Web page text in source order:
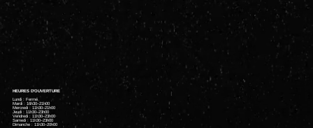
HEURES D'OUVERTURE
Lundi : Fermé
Mardi : 16h30–21h00
Mercredi : 11h30–21h00
Jeudi : 11h30–23h00
Vendredi : 11h30–23h00
Samedi : 11h30–23h00
Dimanche : 11h30–20h00